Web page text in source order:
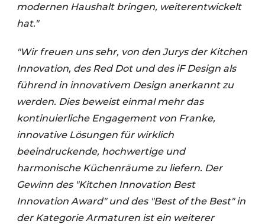
modernen Haushalt bringen, weiterentwickelt
hat."
"Wir freuen uns sehr, von den Jurys der Kitchen
Innovation, des Red Dot und des iF Design als
führend in innovativem Design anerkannt zu
werden. Dies beweist einmal mehr das
kontinuierliche Engagement von Franke,
innovative Lösungen für wirklich
beeindruckende, hochwertige und
harmonische Küchenräume zu liefern. Der
Gewinn des "Kitchen Innovation Best
Innovation Award" und des "Best of the Best" in
der Kategorie Armaturen ist ein weiterer